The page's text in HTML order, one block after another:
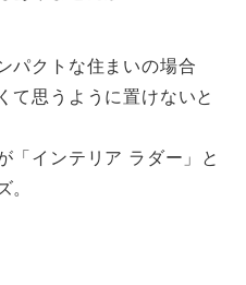
パクトな住まいの場合
て思うように置けないと
「インテリア ラダー」と
。